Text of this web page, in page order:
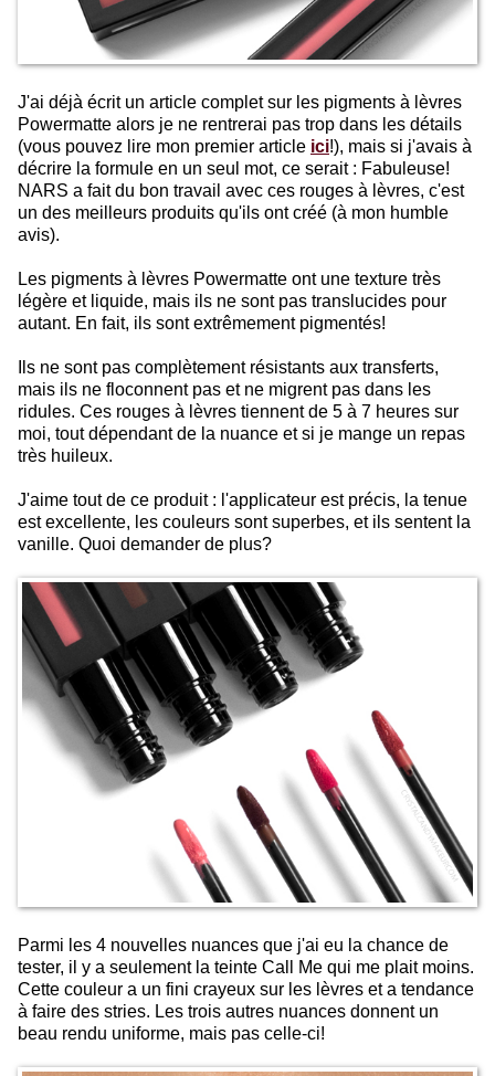
J'ai déjà écrit un article complet sur les pigments à lèvres
Powermatte alors je ne rentrerai pas trop dans les détails
(vous pouvez lire mon premier article ici!), mais si j'avais à
décrire la formule en un seul mot, ce serait : Fabuleuse!
NARS a fait du bon travail avec ces rouges à lèvres, c'est
un des meilleurs produits qu'ils ont créé (à mon humble
avis).
Les pigments à lèvres Powermatte ont une texture très
légère et liquide, mais ils ne sont pas translucides pour
autant. En fait, ils sont extrêmement pigmentés!
Ils ne sont pas complètement résistants aux transferts,
mais ils ne floconnent pas et ne migrent pas dans les
ridules. Ces rouges à lèvres tiennent de 5 à 7 heures sur
moi, tout dépendant de la nuance et si je mange un repas
très huileux.
J'aime tout de ce produit : l'applicateur est précis, la tenue
est excellente, les couleurs sont superbes, et ils sentent la
vanille. Quoi demander de plus?
Parmi les 4 nouvelles nuances que j'ai eu la chance de
tester, il y a seulement la teinte Call Me qui me plait moins.
Cette couleur a un fini crayeux sur les lèvres et a tendance
à faire des stries. Les trois autres nuances donnent un
beau rendu uniforme, mais pas celle-ci!